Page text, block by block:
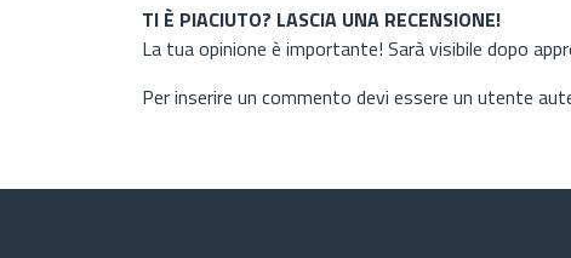
TI È PIACIUTO? LASCIA UNA RECENSIONE!
La tua opinione è importante! Sarà visibile dopo
Per inserire un commento devi essere un utente